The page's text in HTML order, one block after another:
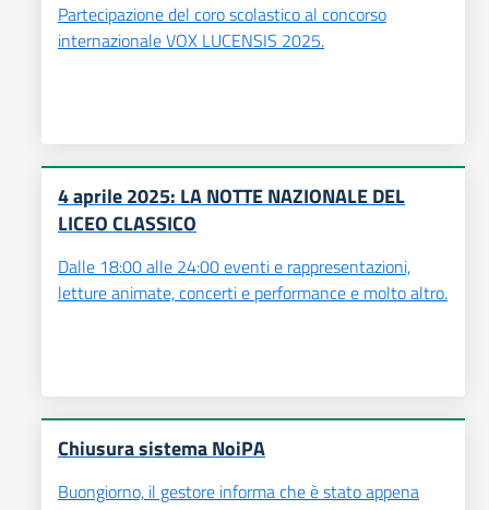
Partecipazione del coro scolastico al concorso
internazionale VOX LUCENSIS 2025.
4 aprile 2025: LA NOTTE NAZIONALE DEL
LICEO CLASSICO
Dalle 18:00 alle 24:00 eventi e rappresentazioni,
letture animate, concerti e performance e molto altro.
Chiusura sistema NoiPA
Buongiorno, il gestore informa che è stato appena